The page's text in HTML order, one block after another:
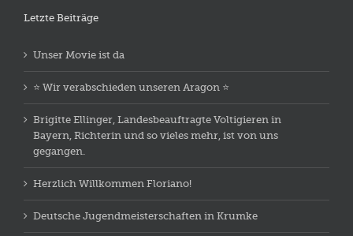
Letzte Beiträge
Unser Movie ist da
⭐️ Wir verabschieden unseren Aragon ⭐️
Brigitte Ellinger, Landesbeauftragte Voltigieren in
Bayern, Richterin und so vieles mehr, ist von uns
gegangen.
Herzlich Willkommen Floriano!
Deutsche Jugendmeisterschaften in Krumke